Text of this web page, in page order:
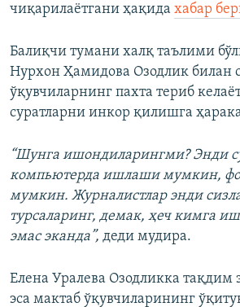
чиқарилаётгани ҳақида хабар
Балиқчи тумани халқ таълими
Нурхон Ҳамидова Озодлик билан
ўқувчиларнинг пахта териб
суратларни инкор қилишга
“Шунга ишондиларингми? Энди
компьютерда ишлаши мумкин,
мумкин. Журналистлар энди
турсаларинг, демак, ҳеч кимга
эмас эканда”, деди мудира.
Елена Уралева Озодликка тақдим
эса мактаб ўқувчиларининг